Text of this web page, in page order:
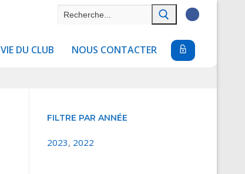
Rechercher
VIE DU CLUB NOUS CONTACTER
FILTRE PAR ANNÉE
2023, 2022